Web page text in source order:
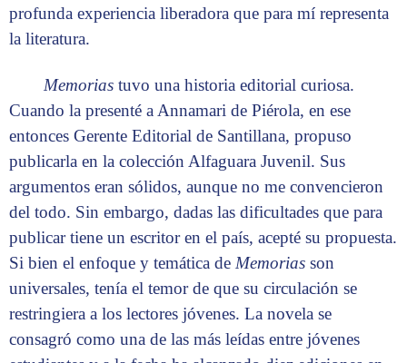
profunda experiencia liberadora que para mí representa
la literatura.
Memorias tuvo una historia editorial curiosa.
Cuando la presenté a Annamari de Piérola, en ese
entonces Gerente Editorial de Santillana, propuso
publicarla en la colección Alfaguara Juvenil. Sus
argumentos eran sólidos, aunque no me convencieron
del todo. Sin embargo, dadas las dificultades que para
publicar tiene un escritor en el país, acepté su propuesta.
Si bien el enfoque y temática de Memorias son
universales, tenía el temor de que su circulación se
restringiera a los lectores jóvenes. La novela se
consagró como una de las más leídas entre jóvenes